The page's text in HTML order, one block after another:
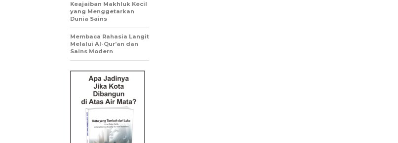
Keajaiban Makhluk Kecil
yang Menggetarkan
Dunia Sains
Membaca Rahasia Langit
Melalui Al-Qur’an dan
Sains Modern